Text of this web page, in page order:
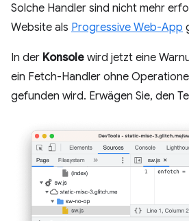
Solche Handler sind nicht mehr
Website als Progressive Web-App
In der Konsole wird jetzt eine
ein Fetch-Handler ohne
gefunden wird. Erwägen Sie, den